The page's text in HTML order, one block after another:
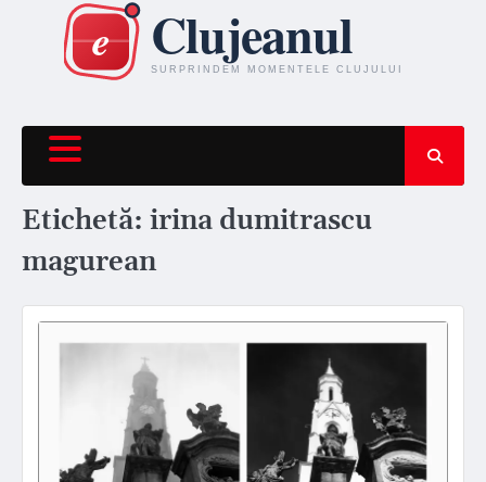
content
Etichetă: irina dumitrascu
magurean